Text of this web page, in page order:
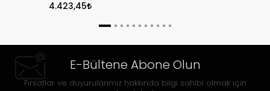
4.423,45
E-Bültene Abone Olun
Fırsatlar ve duyurularımız hakkında bilgi sahibi olmak için